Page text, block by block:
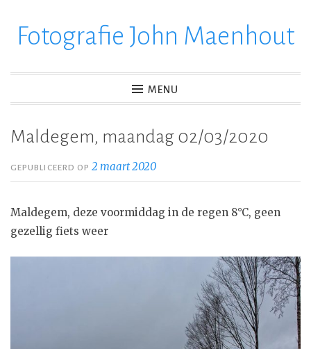
verderFotografie John Maenhout
MENU
Maldegem, maandag 02/03/2020
GEPUBLICEERD OP2 maart 2020
Maldegem, deze voormiddag in de regen 8°C, geen
gezellig fiets weer